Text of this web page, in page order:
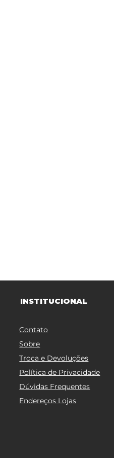
INSTITUCIONAL
Contato
Sobre
Troca e Devoluções
Política de Privacidade
Dúvidas Frequentes
Endereços Lojas